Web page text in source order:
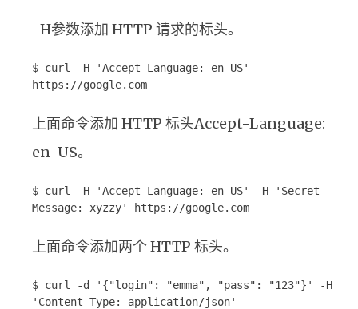
-H参数添加 HTTP 请求的标头。
$ curl -H 'Accept-Language: en-US'
https://google.com
上面命令添加 HTTP 标头Accept-Language:
en-US。
$ curl -H 'Accept-Language: en-US' -H 'Secret-
Message: xyzzy' https://google.com
上面命令添加两个 HTTP 标头。
$ curl -d '{"login": "emma", "pass": "123"}' -H
'Content-Type: application/json'